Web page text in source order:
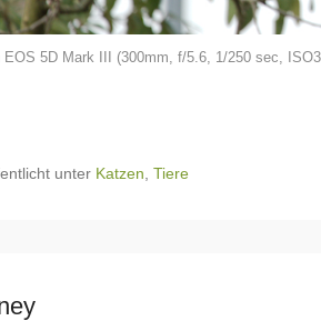
EOS 5D Mark III (300mm, f/5.6, 1/250 sec,
unter Katzen Tiere